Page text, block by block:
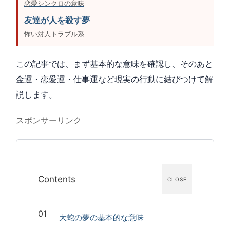
恋愛シンクロの意味
友達が人を殺す夢
怖い対人トラブル系
この記事では、まず基本的な意味を確認し、そのあと
金運・恋愛運・仕事運など現実の行動に結びつけて解
説します。
スポンサーリンク
CLOSE
Contents
大蛇の夢の基本的な意味